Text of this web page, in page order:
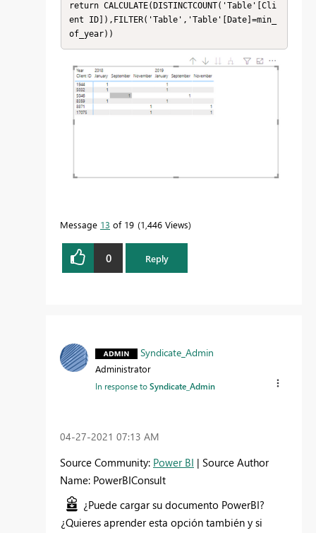
return CALCULATE(DISTINCTCOUNT('Table'[Cli
ent ID]),FILTER('Table','Table'[Date]=min_
of_year))
Message 13 of 19 1,446 Views
0 Reply
Syndicate_Admin
Administrator
In response toSyndicate_Admin
‎04-27-2021 07:13 AM
Source Community: Power BI | Source Author
Name: PowerBIConsult
¿Puede cargar su documento PowerBI?
¿Quieres aprender esta opción también y si